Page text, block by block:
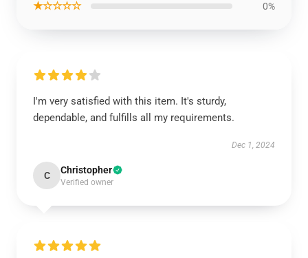
★☆☆☆☆ 0%
I'm very satisfied with this item. It's sturdy,
dependable, and fulfills all my requirements.
Dec 1, 2024
C Christopher
Verified owner